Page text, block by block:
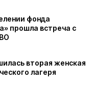
фонда
прошла встреча с
вторая женская
лагеря